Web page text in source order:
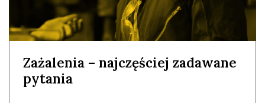
Zażalenia – najczęściej zadawane
pytania